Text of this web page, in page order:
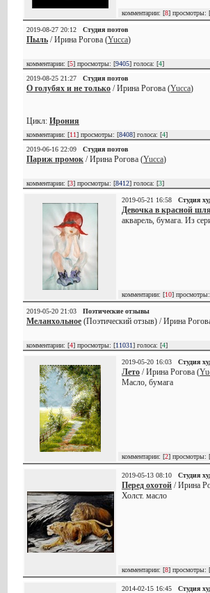
комментарии: [8] просмотры: [
2019-08-27 20:12 Студия поэтов
Пыль / Ирина Рогова (Yucca)
комментарии: [5] просмотры: [9405] голоса: [4]
2019-08-25 21:27
Студия поэтов
О голубях и не только / Ирина Рогова (Yucca)
Цикл: Ирония
комментарии: [11] просмотры: [8408] голоса: [4]
2019-06-16 22:09
Студия поэтов
Париж промок / Ирина Рогова (Yucca)
комментарии: [3] просмотры: [8412] голоса: [3]
2019-05-21 16:58 Студия
Девочка в красной
акварель, бумага. Из
комментарии: [10]
2019-05-20 21:03 Поэтические отзывы
Меланхольное (Поэтический отзыв) / Ирина
комментарии: [4] просмотры: [11031] голоса: [4]
2019-05-20 16:03 Студия
Лето / Ирина Рогова (
Масло, бумага
комментарии: [2] просмотры: [
2019-05-13 08:10 Студия
Перед охотой / Ирина
Холст. масло
комментарии: [8] просмотры: [
2014-02-15 16:45 Студия